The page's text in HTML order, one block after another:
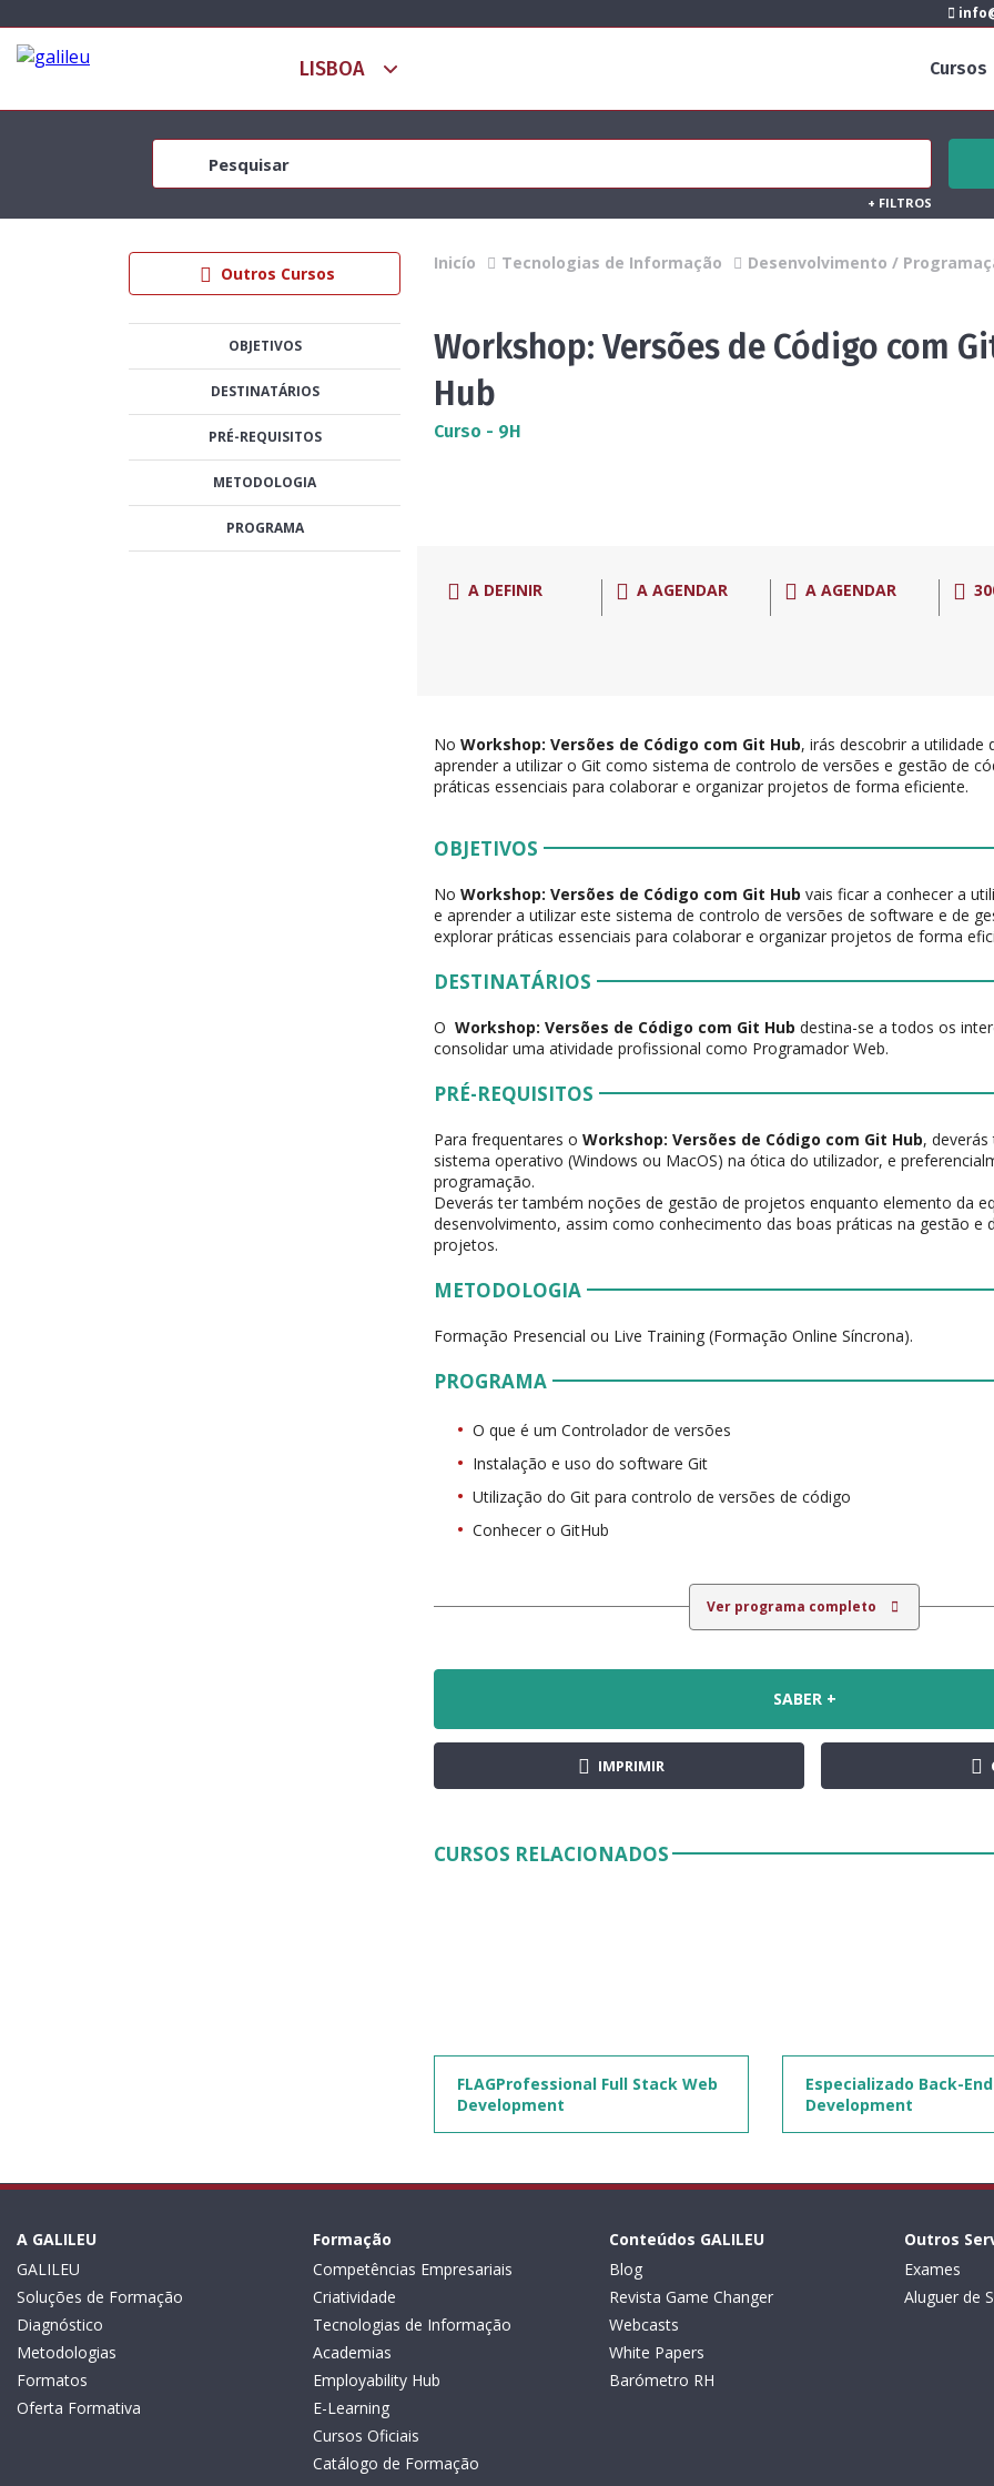
Cursos
+ FILTROS
Outros Cursos
OBJETIVOS
DESTINATÁRIOS
PRÉ-REQUISITOS
METODOLOGIA
PROGRAMA
Inicío Tecnologias de Informação Desenvolvimento /
Workshop: Versões de Código com
Hub
Curso - 9H
A DEFINIR A AGENDAR A AGENDAR
NoWorkshop: Versões de Código com Git Hub, irás descobrir a utilidade
aprender a utilizar o Git como sistema de controlo de versões e gestão de
práticas essenciais para colaborar e organizar projetos de forma eficiente.
OBJETIVOS
NoWorkshop: Versões de Código com Git Hub vais ficar a conhecer a
e aprender a utilizar este sistema de controlo de versões de software e de
explorar práticas essenciais para colaborar e organizar projetos de forma
DESTINATÁRIOS
OWorkshop: Versões de Código com Git Hub destina-se a todos os
consolidar uma atividade profissional como Programador Web.
PRÉ-REQUISITOS
Para frequentares oWorkshop: Versões de Código com Git Hub,
sistema operativo (Windows ou MacOS) na ótica do utilizador, e
programação.
Deverás ter também noções de gestão de projetos enquanto elemento da
desenvolvimento, assim como conhecimento das boas práticas na gestão e
projetos.
METODOLOGIA
Formação Presencial ou Live Training (Formação Online Síncrona).
PROGRAMA
O que é um Controlador de versões
Instalação e uso do software Git
Utilização do Git para controlo de versões de código
Conhecer o GitHub
Ver programa completo
SABER +
IMPRIMIR
CURSOS RELACIONADOS
FLAGProfessional Full Stack Web
Development
Especializado Back-
Development
A GALILEU
GALILEU
Soluções de Formação
Diagnóstico
Metodologias
Formatos
Oferta Formativa
Formação
Competências Empresariais
Criatividade
Tecnologias de Informação
Academias
Employability Hub
E-Learning
Cursos Oficiais
Catálogo de Formação
Conteúdos GALILEU
Blog
Revista Game Changer
Webcasts
White Papers
Barómetro RH
Outros
Exames
Aluguer de